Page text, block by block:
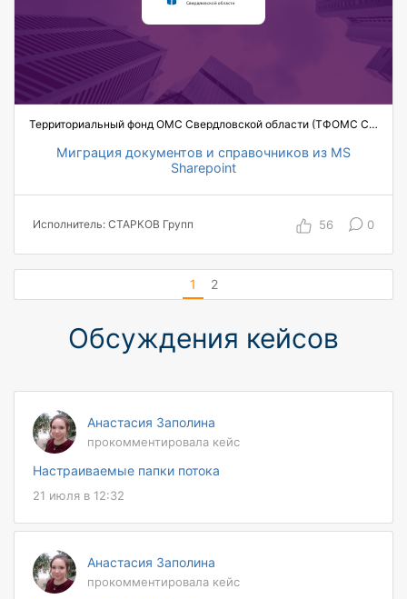
договоров и документов
Территориальный фонд ОМС Свердловской области (ТФОМС СО)
Миграция документов и справочников из MS
Sharepoint
63 руководителя подписывают документы
10 000 мигрированных контрагентов
40 000 мигрированных персон
Исполнитель: СТАРКОВ Групп 56 0
1 2
Обсуждения кейсов
Анастасия Заполина
прокомментировала кейс
Настраиваемые папки потока
21 июля в 12:32
Анастасия Заполина
прокомментировала кейс